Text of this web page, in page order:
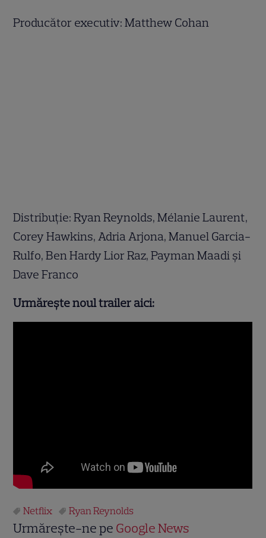
Producător executiv: Matthew Cohan
Distribuție: Ryan Reynolds, Mélanie Laurent,
Corey Hawkins, Adria Arjona, Manuel Garcia-
Rulfo, Ben Hardy Lior Raz, Payman Maadi și
Dave Franco
Urmărește noul trailer aici:
Netflix Ryan Reynolds
Urmărește-ne pe Google News